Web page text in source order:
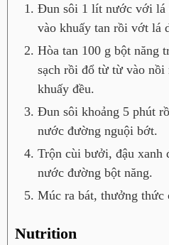
Đun sôi 1 lít nước với lá
vào khuấy tan rồi vớt lá
Hòa tan 100 g bột năng
sạch rồi đổ từ từ vào
khuấy đều.
Đun sôi khoảng 5 phút
nước đường nguội bớt.
Trộn cùi bưởi, đậu xanh
nước đường bột năng.
Múc ra bát, thưởng thức
Nutrition